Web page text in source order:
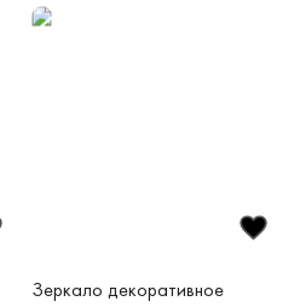
Зеркало декоративное